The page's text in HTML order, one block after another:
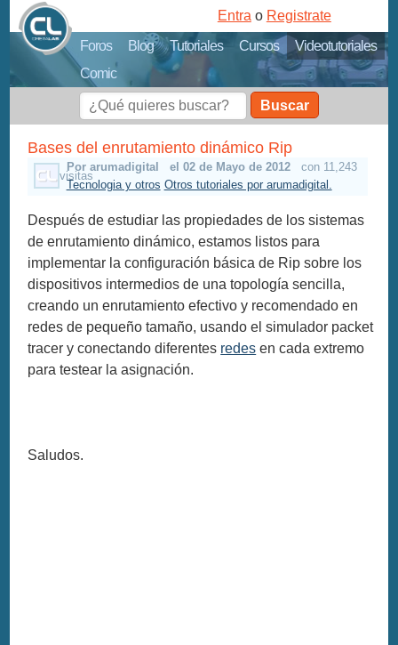
Foros Blog Tutoriales Cursos
Videotutoriales
Comic
Entra o Registrate
Buscar
Bases del enrutamiento dinámico Rip
Por arumadigital el 02 de Mayo de 2012 con 11,243
visitas
Tecnologia y otros Otros tutoriales por arumadigital.
Después de estudiar las propiedades de los sistemas
de enrutamiento dinámico, estamos listos para
implementar la configuración básica de Rip sobre los
dispositivos intermedios de una topología sencilla,
creando un enrutamiento efectivo y recomendado en
redes de pequeño tamaño, usando el simulador packet
tracer y conectando diferentes redes en cada extremo
para testear la asignación.
Saludos.